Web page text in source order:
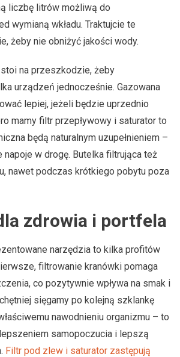
liczbę litrów możliwą do
wymianą wkładu. Traktujcie te
żeby nie obniżyć jakości wody.
na przeszkodzie, żeby
urządzeń jednocześnie. Gazowana
lepiej, jeżeli będzie uprzednio
mamy filtr przepływowy i saturator to
będą naturalnym uzupełnieniem –
napoje w drogę. Butelka filtrująca też
nawet podczas krótkiego pobytu poza
zdrowia i portfela
narzędzia to kilka profitów
filtrowanie kranówki pomaga
co pozytywnie wpływa na smak i
sięgamy po kolejną szklankę
nawodnieniu organizmu – to
samopoczucia i lepszą
Filtr pod zlew i saturator zastępują